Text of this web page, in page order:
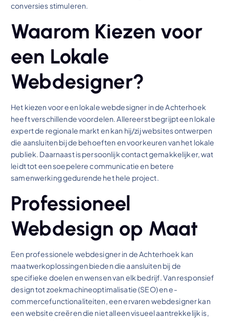
conversies stimuleren.
Waarom Kiezen voor
een Lokale
Webdesigner?
Het kiezen voor een lokale webdesigner in de Achterhoek
heeft verschillende voordelen. Allereerst begrijpt een lokale
expert de regionale markt en kan hij/zij websites ontwerpen
die aansluiten bij de behoeften en voorkeuren van het lokale
publiek. Daarnaast is persoonlijk contact gemakkelijker, wat
leidt tot een soepelere communicatie en betere
samenwerking gedurende het hele project.
Professioneel
Webdesign op Maat
Een professionele webdesigner in de Achterhoek kan
maatwerkoplossingen bieden die aansluiten bij de
specifieke doelen en wensen van elk bedrijf. Van responsief
design tot zoekmachineoptimalisatie (SEO) en e-
commercefunctionaliteiten, een ervaren webdesigner kan
een website creëren die niet alleen visueel aantrekkelijk is,